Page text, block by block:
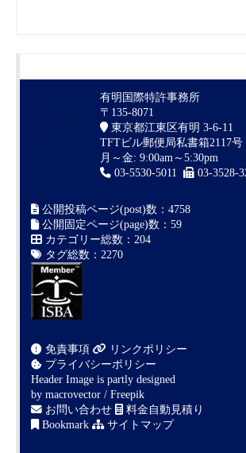
有明国際特許事務所
〒135-8071
東京都江東区有明 3-6-11
TFTビル郵便局私書箱2117号
月～金: 9:00am～5:30pm
03-5530-5011
03-3528-
公開投稿ページ(post)数：4758
公開固定ページ(page)数：59
カテゴリー総数：204
タグ総数：2270
免責事項
リンクポリシー
プライバシーポリシー
Header Image is partly designed
by macrovector / Freepik
お問い合わせ
料金自動見積り
Bookmark
サイトマップ